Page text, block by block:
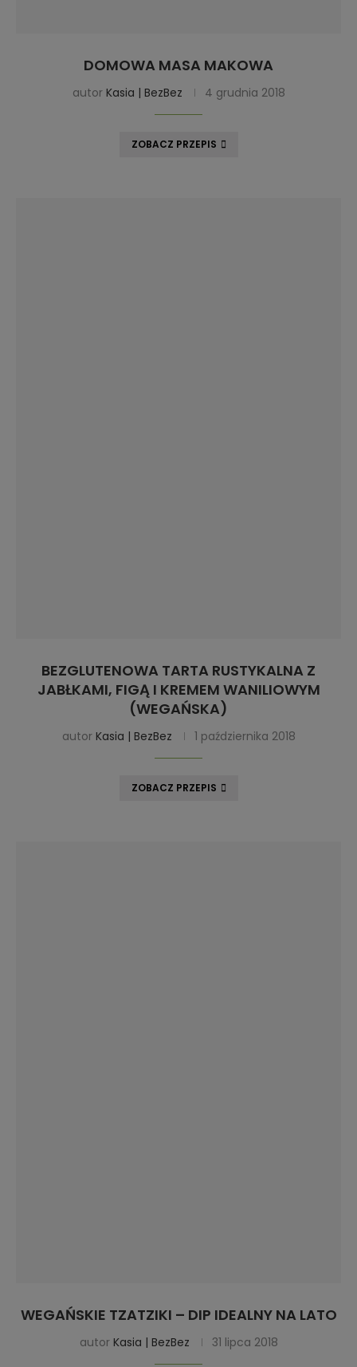
DOMOWA MASA MAKOWA
autor Kasia | BezBez 4 grudnia 2018
ZOBACZ PRZEPIS
BEZGLUTENOWA TARTA RUSTYKALNA Z
JABŁKAMI, FIGĄ I KREMEM WANILIOWYM
(WEGAŃSKA)
autor Kasia | BezBez 1 października 2018
ZOBACZ PRZEPIS
WEGAŃSKIE TZATZIKI – DIP IDEALNY NA LATO
autor Kasia | BezBez 31 lipca 2018